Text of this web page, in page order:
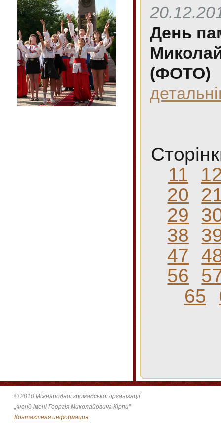
День
(ФОТО)
11
20
29
38
47
56
65
© 2010 Міжнародної громадської організації
„Фонд імені Георгія Миколайовича Кірпи”
Контактная информация